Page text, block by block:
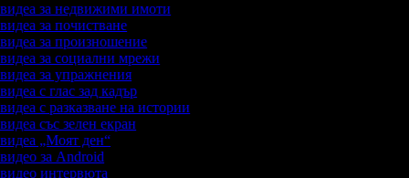
видеа за недвижими имоти
за почистване
видеа за произношение
видеа за социални мрежи
видеа за упражнения
с глас зад кадър
с разказване на истории
със зелен екран
видеа „Моят ден“
видео за Android
видео интервюта